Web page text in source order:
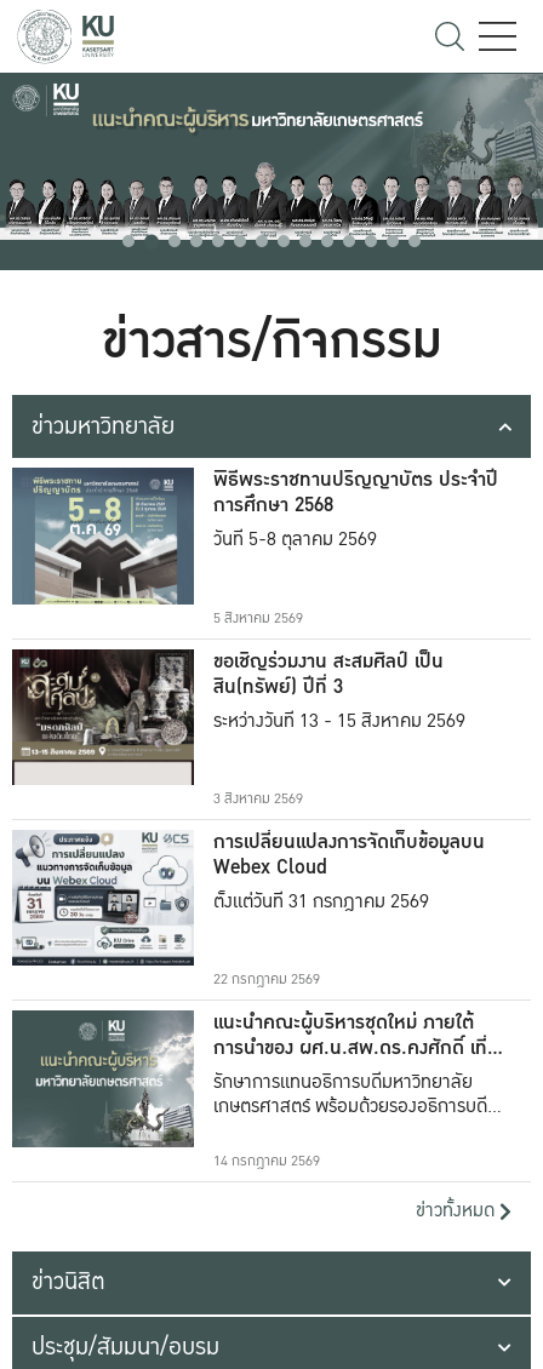
ข่าวสาร/กิจกรรม
ข่าวมหาวิทยาลัย
พิธีพระราชทานปริญญาบัตร ประจำปี
การศึกษา 2568
วันที่ 5-8 ตุลาคม 2569
5 สิงหาคม 2569
ขอเชิญร่วมงาน สะสมศิลป์ เป็น
สิน(ทรัพย์) ปีที่ 3
ระหว่างวันที่ 13 - 15 สิงหาคม 2569
3 สิงหาคม 2569
การเปลี่ยนแปลงการจัดเก็บข้อมูลบน
Webex Cloud
ตั้งแต่วันที่ 31 กรกฎาคม 2569
22 กรกฎาคม 2569
แนะนำคณะผู้บริหารชุดใหม่ ภายใต้
การนำของ ผศ.น.สพ.ดร.คงศักดิ์ เที่ยง
ธรรม
รักษาการแทนอธิการบดีมหาวิทยาลัย
เกษตรศาสตร์ พร้อมด้วยรองอธิการบดีทั้ง
14 กรกฎาคม 2569
ข่าวทั้งหมด
ข่าวนิสิต
ประชุม/สัมมนา/อบรม